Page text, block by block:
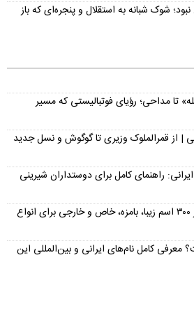
شوک شبانه به استقلال و پنجره‌ای که باز
تا مداحی؛ رؤیای فوتبالیستی که مسیر
| از قمرالملوک وزیری تا گوگوش و نسل جدید
راهنمای کامل برای دوستداران شیرینی
اسم برای طوطی | بیش از ۳۰۰ اسم زیبا، بامزه، خاص و خارجی برای انواع
کامل نام‌های ایرانی و بین‌المللی این